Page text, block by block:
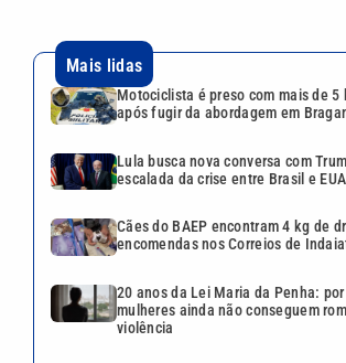
Mais lidas
Motociclista é preso com mais de 5
após fugir da abordagem em
Lula busca nova conversa com
escalada da crise entre Brasil e EUA
Cães do BAEP encontram 4 kg de
encomendas nos Correios de
20 anos da Lei Maria da Penha:
mulheres ainda não conseguem
violência